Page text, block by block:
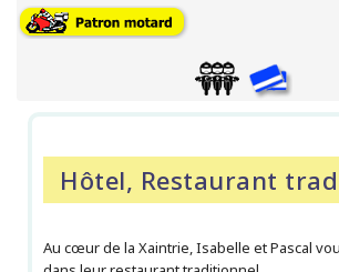
Hôtel, Restaurant
Au cœur de la Xaintrie, Isabelle et Pascal